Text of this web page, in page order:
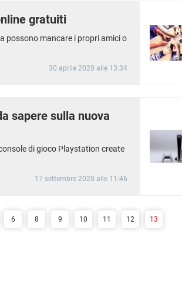
gratuiti
possono mancare i propri amici o
30 aprile 2020 alle 13:34
sapere sulla nuova
di gioco Playstation create
17 settembre 2020 alle 11:46
6 8 9 10 11 12 13